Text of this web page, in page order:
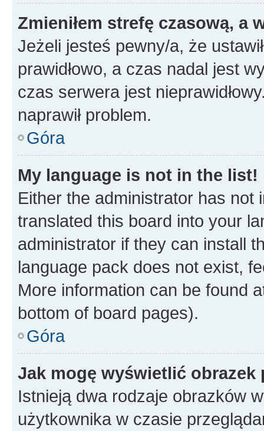
Zmieniłem strefę czasową, a
Jeżeli jesteś pewny/a, że
prawidłowo, a czas nadal jest
czas serwera jest
naprawił problem.
Góra
My language is not in the list!
Either the administrator has not
translated this board into your
administrator if they can install
language pack does not exist,
More information can be found
bottom of board pages).
Góra
Jak mogę wyświetlić
Istnieją dwa rodzaje obrazków
użytkownika w czasie